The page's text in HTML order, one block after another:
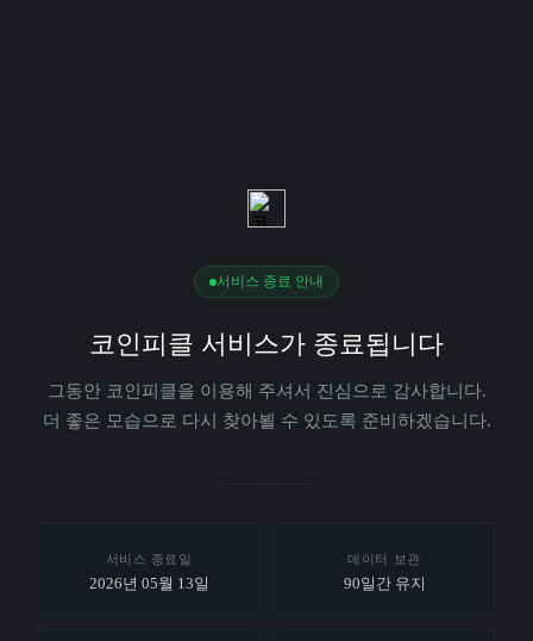
서비스 종료 안내
코인피클 서비스가 종료됩니다
그동안 코인피클을 이용해 주셔서 진심으로 감사합니다.
더 좋은 모습으로 다시 찾아뵐 수 있도록 준비하겠습니다.
서비스 종료일
2026년 05월 13일
데이터 보관
90일간 유지